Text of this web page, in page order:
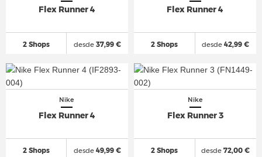
Flex Runner 4
2 Shops desde37,99 €
Flex Runner 4
2 Shops desde 42,99 €
Nike
Flex Runner 4
2 Shops desde49,99 €
Nike
Flex Runner 3
2 Shops desde 72,00 €